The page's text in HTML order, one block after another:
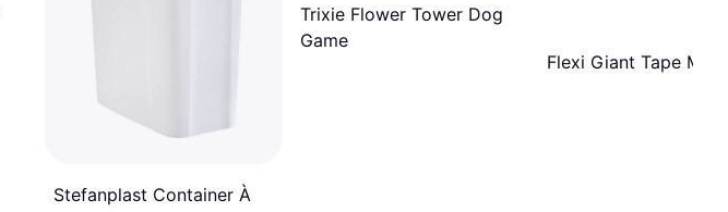
Stefanplast Container À
Trixie Flower Tower Dog
Game
Flexi Giant Tape M